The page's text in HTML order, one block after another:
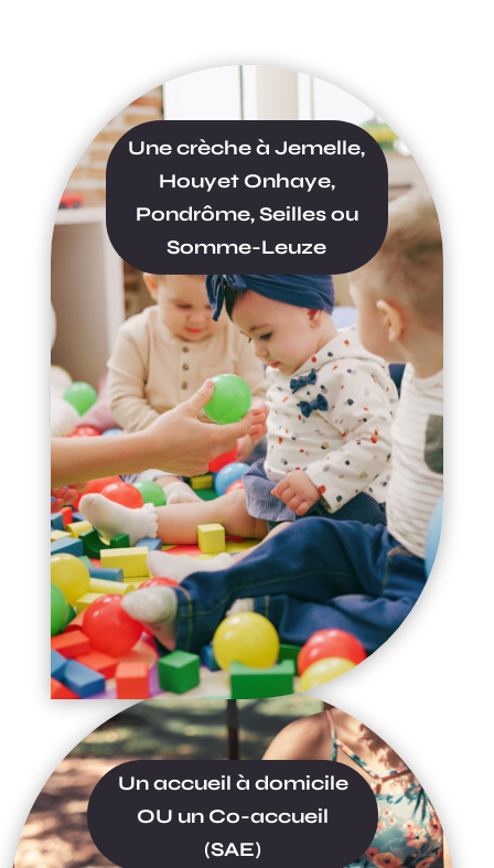
Un accueil à domicile
OU un Co-accueil
(SAE)
Une crèche à Jemelle,
Houyet Onhaye,
Pondrôme, Seilles ou
Somme-Leuze